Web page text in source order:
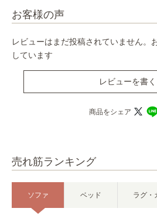
売れ筋ランキング
ソファ ベッド ラグ・
お客様の声
レビューはまだ投稿されていません。
しています
レビューを書
商品をシェア